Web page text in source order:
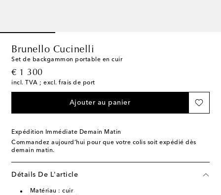
Brunello Cucinelli
Set de backgammon portable en cuir
€ 1 300
original price
incl. TVA ; excl. frais de port
Ajouter au panier
Expédition Immédiate Demain Matin
Commandez aujourd’hui pour que votre colis soit expédié dès
demain matin.
Détails De L'article
Matériau : cuir